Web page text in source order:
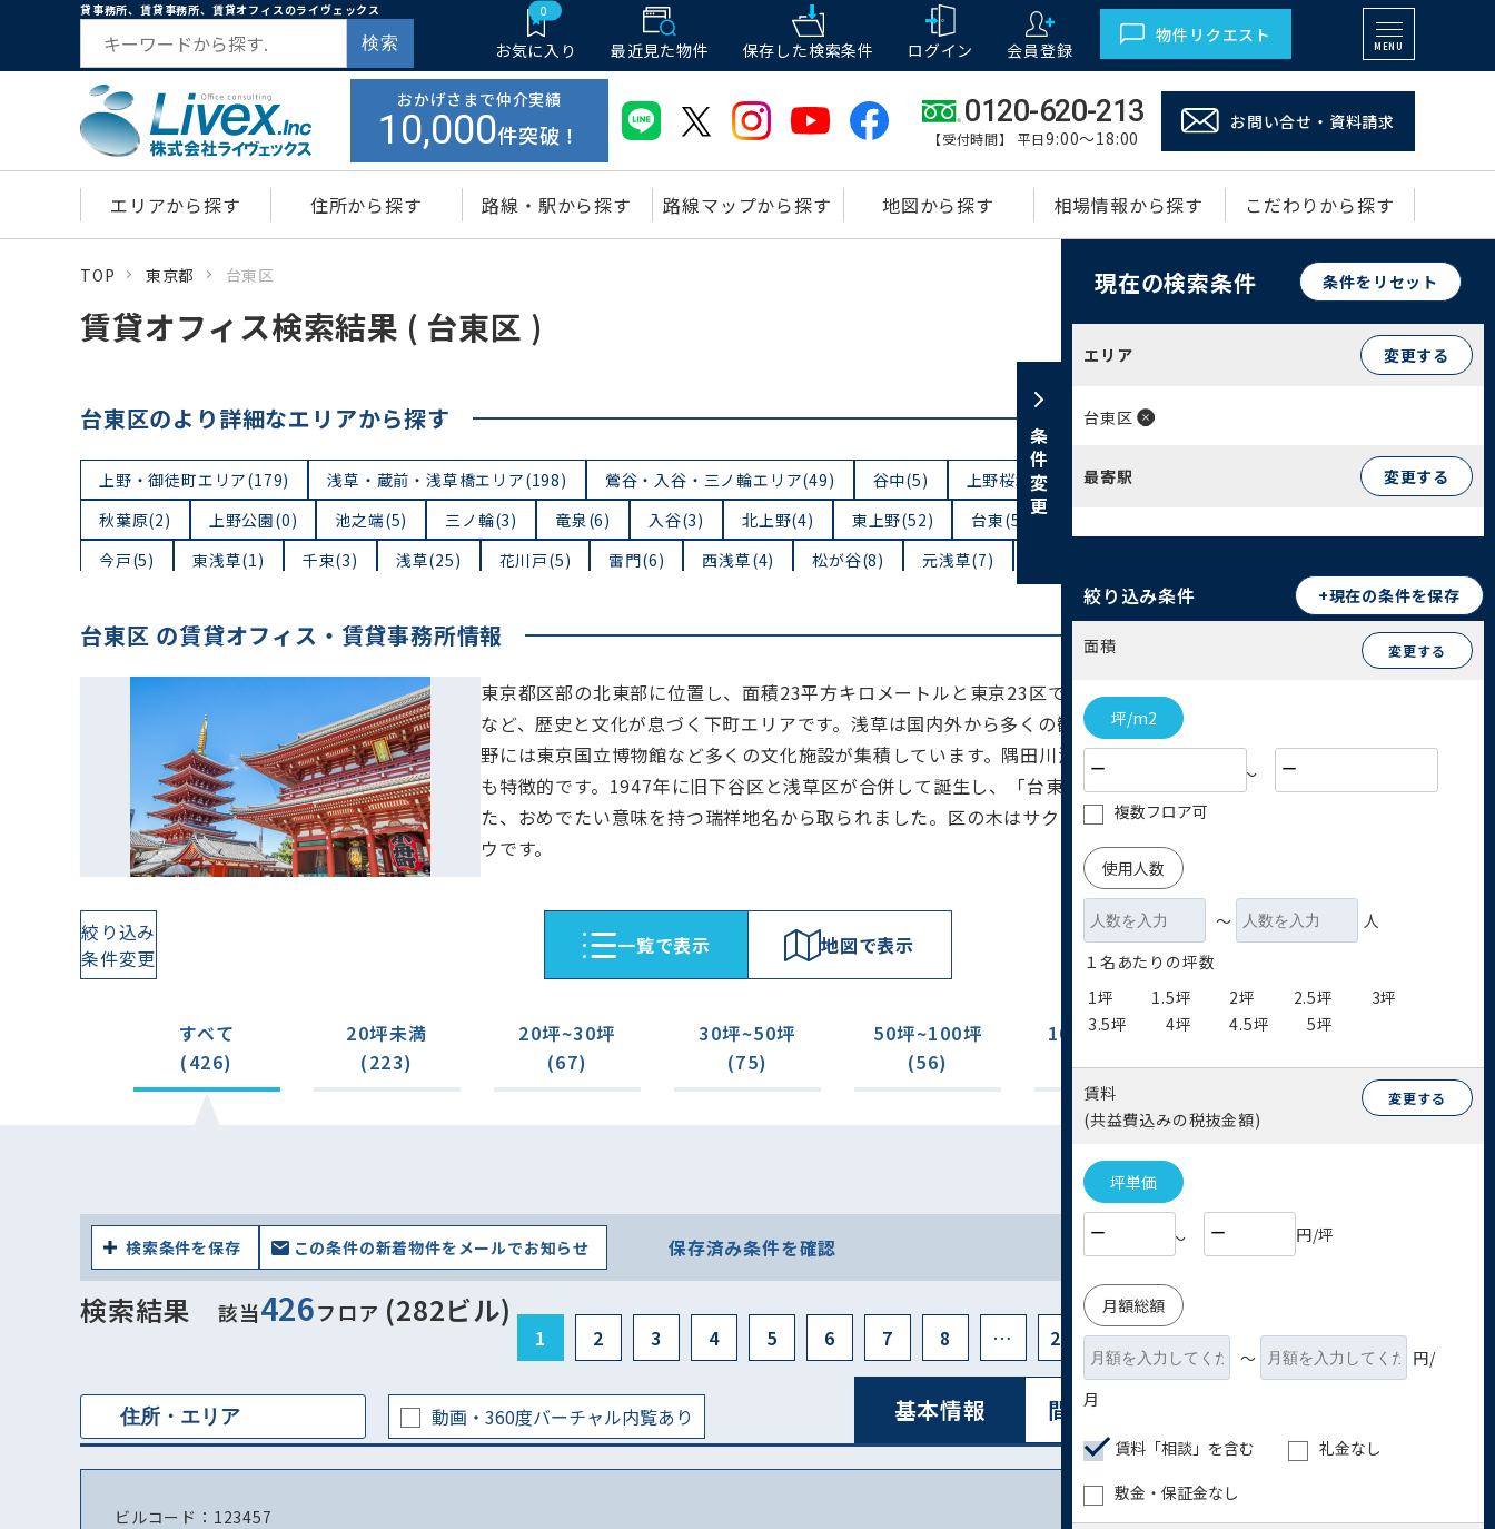
貸事務所、賃貸事務所、賃貸オフィスのライヴェックス
検索
0
お気に入り 最近見た物件 保存した検索条件 ログイン 会員登録
物件リクエスト
MENU
おかげさまで仲介実績
10,000件突破！
0120-620-213
【受付時間】 平日9:00～18:00
お問い合せ・資料請求
エリアから探す 住所から探す 路線・駅から探す 路線マップから探す 地図から探す 相場情報から探す こだわりから探す
TOP 東京都 台東区
条件変更
現在の検索条件 条件をリセット
エリア 変更する
台東区
最寄駅 変更する
絞り込み条件 +現在の条件を保存
面積 変更する
坪/m2
〜
複数フロア可
使用人数
〜
人
１名あたりの坪数
1坪
1.5坪 2坪 2.5坪
3坪
3.5坪
4坪 4.5坪 5坪
賃料
(共益費込みの税抜金額)
変更する
坪単価
〜 円/坪
月額総額
〜
円/
月
賃料「相談」を含む
礼金なし
敷金・保証金なし
賃貸オフィス検索結果 ( 台東区 )
台東区のより詳細なエリアから探す
上野・御徒町エリア(179) 浅草・蔵前・浅草橋エリア(198) 鶯谷・入谷・三ノ輪エリア(49) 谷中(5) 上野桜木(1) 根岸(15)
秋葉原(2)
上野公園(0) 池之端(5) 三ノ輪(3) 竜泉(6) 入谷(3) 北上野(4) 東上野(52) 台東(52)
今戸(5)
東浅草(1) 千束(3) 浅草(25) 花川戸(5) 雷門(6) 西浅草(4) 松が谷(8) 元浅草(7)
台東区 の賃貸オフィス・賃貸事務所情報
東京都区部の北東部に位置し、面積23平方キロメートルと東京23区で最も小さい台東区は、浅草寺や上野公園
など、歴史と文化が息づく下町エリアです。浅草は国内外から多くの観光客が訪れる人気のスポットであり、上
野には東京国立博物館など多くの文化施設が集積しています。隅田川沿いの整備や、浅草橋・蔵前地区の問屋街
も特徴的です。1947年に旧下谷区と浅草区が合併して誕生し、「台東」という区名は「台」と「東」を合わせ
た、おめでたい意味を持つ瑞祥地名から取られました。区の木はサクラ、区の花はアサガオ、区の鳥はハクチョ
ウです。
絞り込み
条件変更
⼀覧で表⽰ 地図で表⽰
すべて
(426)
20坪未満
(223)
20坪~30坪
(67)
30坪~50坪
(75)
50坪~100坪
(56)
100坪~200坪
(4)
200坪以上
(1)
検索条件を保存 この条件の新着物件をメールでお知らせ 保存済み条件を確認
検索結果 該当426フロア (282ビル)
1 2 3 4 5 6 7 8 … 29
動画・360度バーチャル内覧あり 基本情報 間取り図表⽰
ビルコード：123457